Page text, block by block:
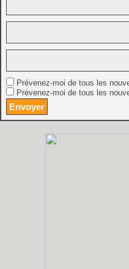
Prévenez-moi de tous les
Prévenez-moi de tous les